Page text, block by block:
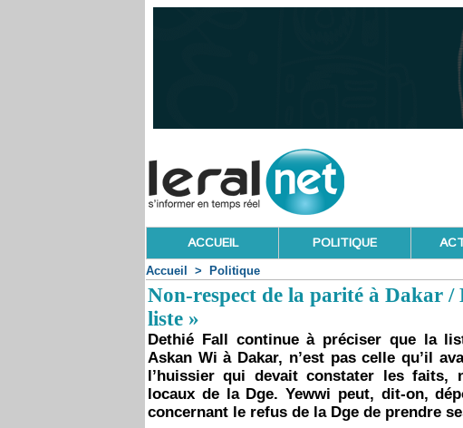
ACCUEIL POLITIQUE
Accueil > Politique
Non-respect de la parité à Dakar /
liste »
Dethié Fall continue à préciser que la
Askan Wi à Dakar, n’est pas celle qu’il
l’huissier qui devait constater les faits,
locaux de la Dge. Yewwi peut, dit-on,
concernant le refus de la Dge de prendre